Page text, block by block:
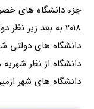
جزء دانشگاه های
2018 به بعد زیر
دانشگاه های دولتی
دانشگاه از نظر
دانشگاه های شهر